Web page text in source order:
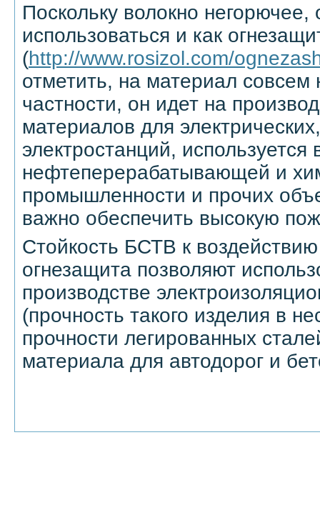
Поскольку волокно
использоваться и как
(http://www.rosizol.com/
отметить, на материал совсем
частности, он идет на
материалов для
электростанций, используется
нефтеперерабатывающей и
промышленности и прочих
важно обеспечить высокую
Стойкость БСТВ к
огнезащита позволяют
производстве
(прочность такого изделия в
прочности легированных
материала для автодорог и